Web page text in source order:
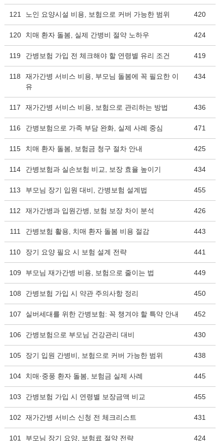
121 노인 요양시설 비용, 보험으로 커버 가능한 범위 420
120 치매 환자 돌봄, 실제 간병비 절약 노하우 424
119 간병보험 가입 전 체크해야 할 연령별 유리 조건 419
118
재가간병 서비스 비용, 부모님 돌봄에 꼭 필요한 이
유
434
117 재가간병 서비스 비용, 보험으로 관리하는 방법 436
116 간병보험으로 가족 부담 완화, 실제 사례 중심 471
115 치매 환자 돌봄, 보험금 청구 절차 안내 425
114 간병보험과 실손보험 비교, 보장 효율 높이기 434
113 부모님 장기 입원 대비, 간병보험 설계법 455
112 재가간병과 입원간병, 보험 보장 차이 분석 426
111 간병보험 활용, 치매 환자 돌봄 비용 절감 443
110 장기 요양 필요 시 보험 설계 전략 441
109 부모님 재가간병 비용, 보험으로 줄이는 법 449
108 간병보험 가입 시 약관 주의사항 정리 450
107 실버세대를 위한 간병보험: 꼭 챙겨야 할 특약 안내 452
106 간병보험으로 부모님 건강관리 대비 430
105 장기 입원 간병비, 보험으로 커버 가능한 범위 438
104 치매·중풍 환자 돌봄, 보험금 실제 사례 445
103 간병보험 가입 시 연령별 보장금액 비교 455
102 재가간병 서비스 신청 전 체크리스트 431
101 부모님 장기 요양, 보험료 절약 전략 424